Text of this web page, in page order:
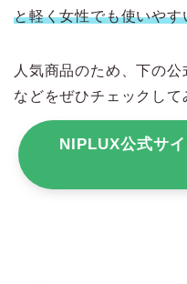
と軽く女性でも使いや
人気商品のため、下の
などをぜひチェックして
NIPLUX公式サ